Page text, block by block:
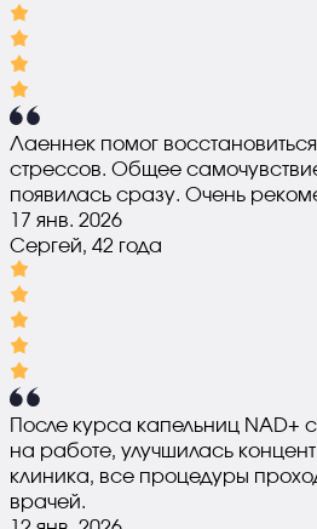
Лаеннек помог
стрессов. Общее
появилась сразу. Очень
17 янв. 2026
Сергей, 42 года
После курса капельниц NAD+
на работе, улучшилась
клиника, все процедуры
врачей.